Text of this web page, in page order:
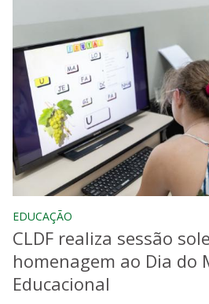
EDUCAÇÃO
CLDF realiza sessão
homenagem ao Dia do
Educacional